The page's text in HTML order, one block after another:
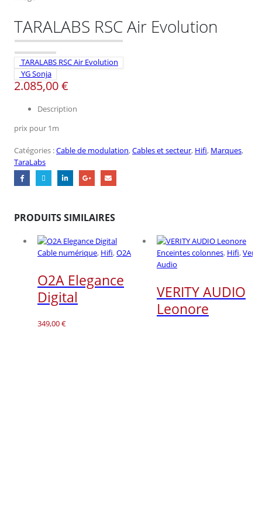
TARALABS RSC Air Evolution
TARALABS RSC Air Evolution
YG Sonja
2.085,00€
Description
prix pour 1m
Catégories :Cable de modulation,Cables et secteur, Hifi, Marques,
TaraLabs
PRODUITS SIMILAIRES
Cable numérique, Hifi,O2A
O2A Elegance
Digital
349,00€
Enceintes colonnes, Hifi,
Audio
VERITY AUDIO
Leonore